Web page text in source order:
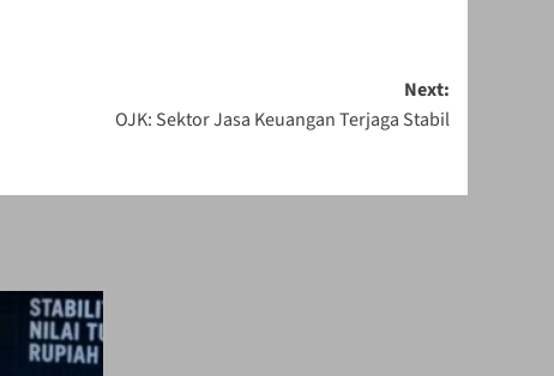
Next:
OJK: Sektor Jasa Keuangan Terjaga Stabil